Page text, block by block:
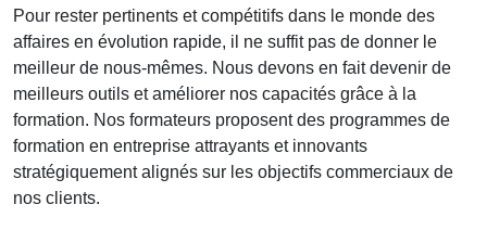
Pour rester pertinents et compétitifs dans le monde des
affaires en évolution rapide, il ne suffit pas de donner le
meilleur de nous-mêmes. Nous devons en fait devenir de
meilleurs outils et améliorer nos capacités grâce à la
formation. Nos formateurs proposent des programmes de
formation en entreprise attrayants et innovants
stratégiquement alignés sur les objectifs commerciaux de
nos clients.